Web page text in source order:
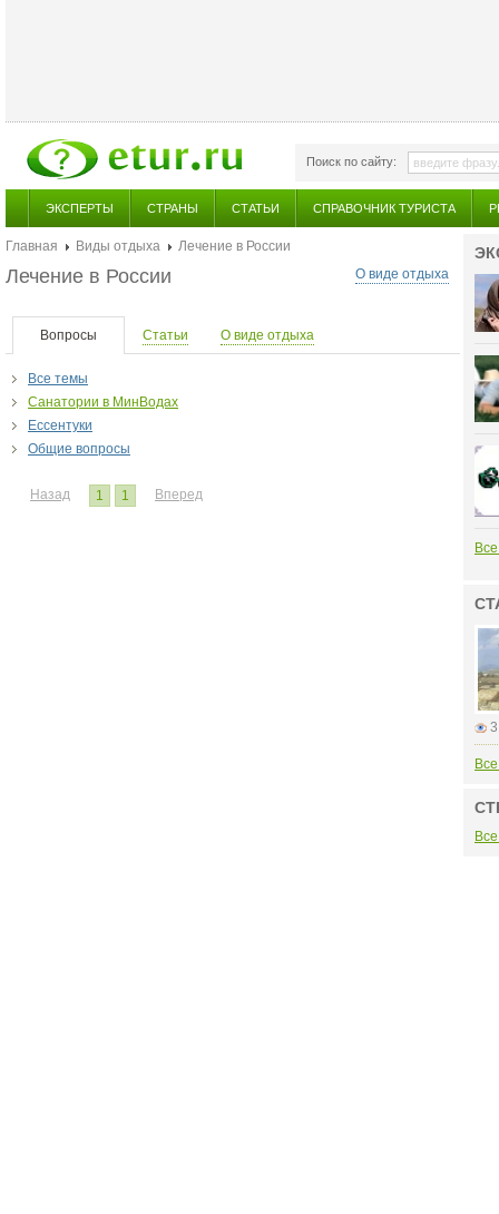
Поиск по сайту:
ЭКСПЕРТЫ СТРАНЫ СТАТЬИ СПРАВОЧНИК ТУРИСТА
Главная Виды отдыха
Лечение в России
О виде отдыха
Лечение в России
Вопросы Статьи О виде отдыха
Все темы
Санатории в МинВодах
Ессентуки
Общие вопросы
Назад 1 1 Вперед